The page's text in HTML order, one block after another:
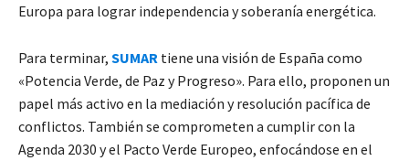
Europa para lograr independencia y soberanía energética.
Para terminar, SUMAR tiene una visión de España como
«Potencia Verde, de Paz y Progreso». Para ello, proponen un
papel más activo en la mediación y resolución pacífica de
conflictos. También se comprometen a cumplir con la
Agenda 2030 y el Pacto Verde Europeo, enfocándose en el